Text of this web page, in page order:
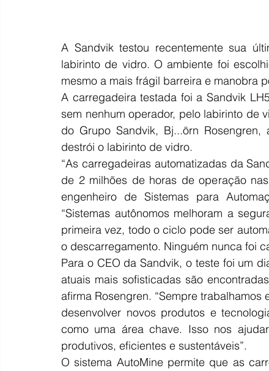
A Sandvik testou recentemente sua
labirinto de vidro. O ambiente foi
mesmo a mais frágil barreira e manobra
A carregadeira testada foi a Sandvik
sem nenhum operador, pelo labirinto de
do Grupo Sandvik, Bj...örn
destrói o labirinto de vidro.
“As carregadeiras automatizadas da
de 2 milhões de horas de operação
engenheiro de Sistemas para
“Sistemas autônomos melhoram a
primeira vez, todo o ciclo pode ser
o descarregamento. Ninguém nunca foi
Para o CEO da Sandvik, o teste foi um
atuais mais sofisticadas são
afirma Rosengren. “Sempre
desenvolver novos produtos e
como uma área chave. Isso nos
produtivos, eficientes e sustentáveis”.
O sistema AutoMine permite que as